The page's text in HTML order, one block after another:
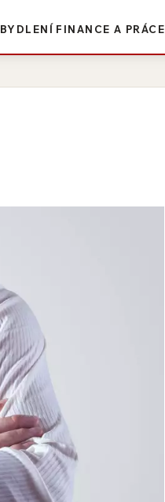
BYDLENÍ FINANCE A PRÁCE